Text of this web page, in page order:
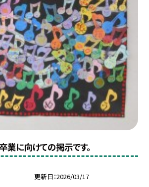
業に向けての掲示です。
更新日 2026/03/17